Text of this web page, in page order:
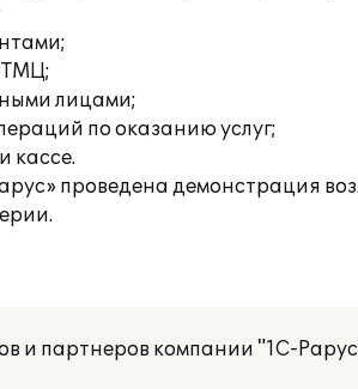
ТМЦ;
лицами;
по оказанию услуг;
кассе.
проведена демонстрация
и партнеров компании "1С-